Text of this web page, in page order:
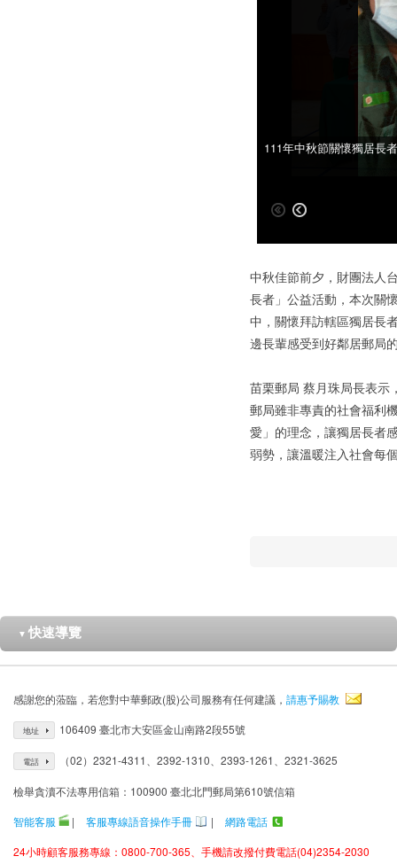
111年中秋節關懷獨居長
111年中秋節關懷獨居長
中秋佳節前夕，財團法人
長者」公益活動，本次關
中，關懷拜訪轄區獨居長
邊長輩感受到好鄰居郵局
苗栗郵局 蔡月珠局長表示
郵局雖非專責的社會福利
愛」的理念，讓獨居長者
弱勢，讓溫暖注入社會每
▼ 快速導覽
感謝您的蒞臨，若您對中華郵政(股)公司服務有任何建議， 請惠予賜教
地址 106409 臺北市大安區金山南路2段55號
電話 （02）2321-4311、2392-1310、2393-1261、2321-3625
檢舉貪瀆不法專用信箱：100900 臺北北門郵局第610號信箱
智能客服
| 客服專線語音操作手冊 |
網路電話
24小時顧客服務專線：0800-700-365、手機請改撥付費電話(04)2354-2030